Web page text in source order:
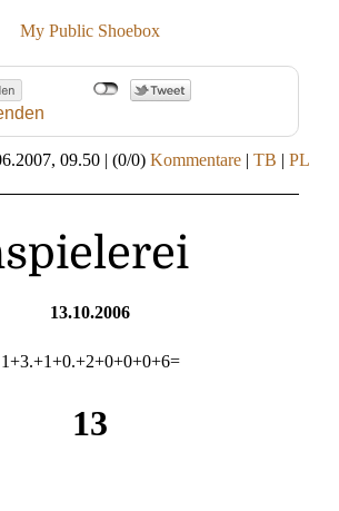
My Public Shoebox
09.50 | (0/0) Kommentare | TB | PL
13.10.2006
1+3.+1+0.+2+0+0+0+6=
13